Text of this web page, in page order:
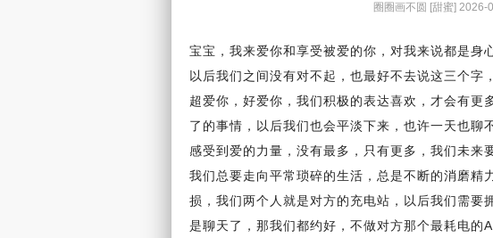
圈圈画不圆 [甜蜜] 2026-
宝宝，我来爱你和享受被爱的你，对我来说都是身
以后我们之间没有对不起 ，也最好不去说这三个字
超爱你，好爱你，我们积极的表达喜欢，才会有更
了的事情，以后我们也会平淡下来，也许一天也聊
感受到爱的力量，没有最多，只有更多，我们未来
我们总要走向平常琐碎的生活 ，总是不断的消磨精
损，我们两个人就是对方的充电站，以后我们需要
是聊天了，那我们都约好，不做对方那个最耗电的